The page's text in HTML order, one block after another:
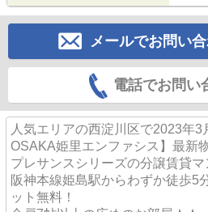
メールでお問い
電話でお問い
人気エリアの西淀川区で2023年3
OSAKA姫里エンファシス】最新
プレサンスシリーズの分譲賃貸マ
阪神本線姫島駅からわずか徒歩5
ット無料！